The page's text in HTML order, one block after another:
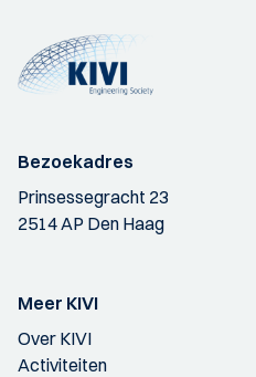
Bezoekadres
Prinsessegracht 23
2514 AP Den Haag
Meer KIVI
Over KIVI
Activiteiten